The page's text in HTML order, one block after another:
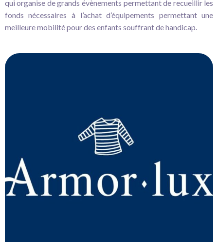
qui organise de grands évènements permettant de recueillir les
fonds nécessaires à l’achat d’équipements permettant une
meilleure mobilité pour des enfants souffrant de handicap.